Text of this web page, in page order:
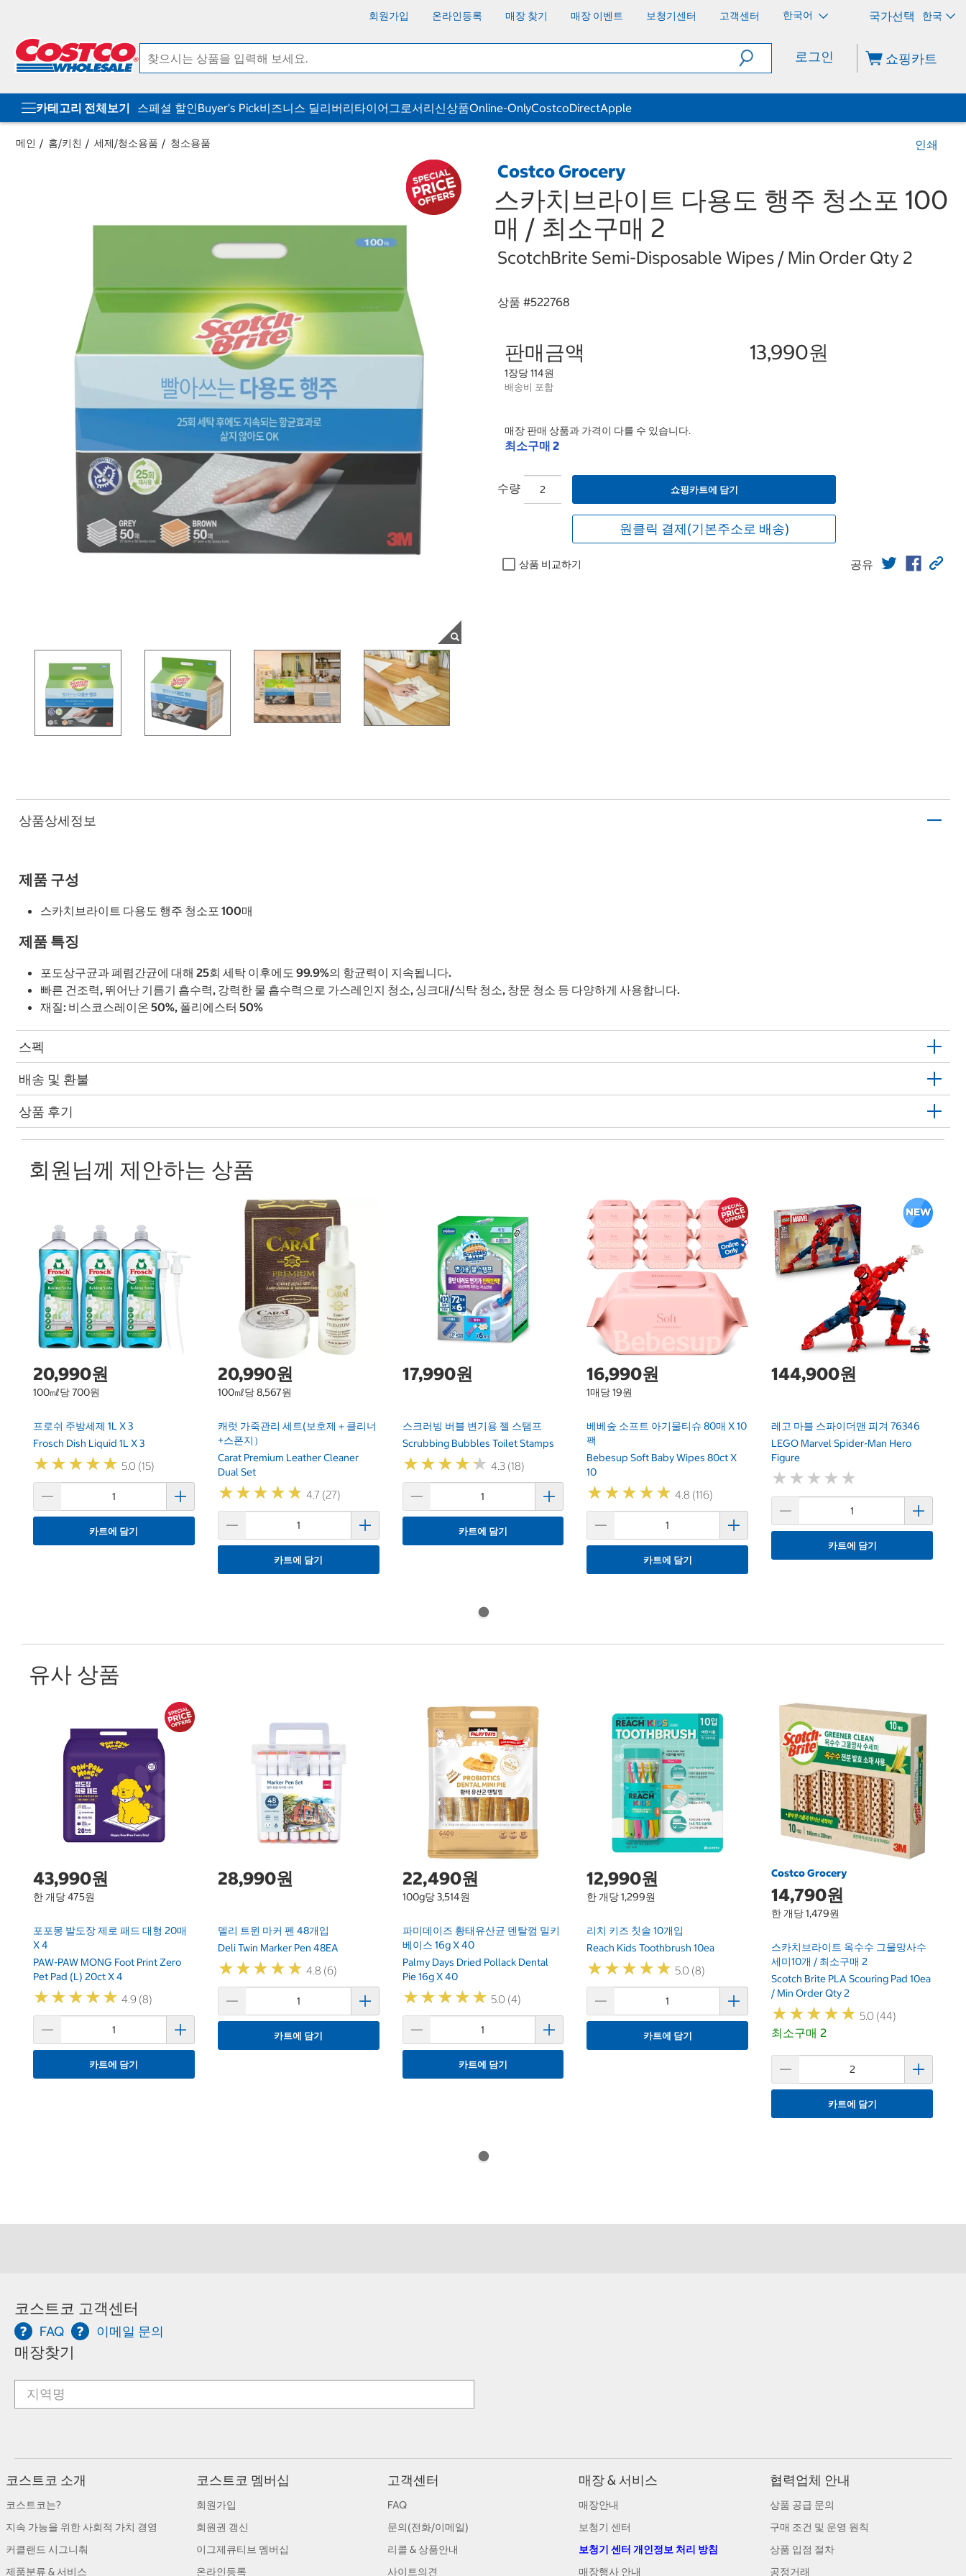
회원가입 온라인등록 매장 찾기 매장 이벤트 보청기센터 고객센터 한국어 한국
로그인 쇼핑카트
카테고리 전체보기 스페셜 할인Buyer's Pick비즈니스 딜리버리타이어그로서리신상품Online-OnlyCostcoDirectApple
메인 홈/키친 세제/청소용품 청소용품 인쇄
Costco Grocery
스카치브라이트 다용도 행주 청소포 100
매 / 최소구매 2
ScotchBrite Semi-Disposable Wipes / Min Order Qty 2
상품 #522768
판매금액 13,990원
1장당 114원
배송비 포함
매장 판매 상품과 가격이 다를 수 있습니다.
최소구매 2
수량 쇼핑카트에 담기
원클릭 결제(기본주소로 배송)
상품 비교하기 공유
상품상세정보
제품 구성
스카치브라이트 다용도 행주 청소포 100매
제품 특징
포도상구균과 폐렴간균에 대해 25회 세탁 이후에도 99.9%의 항균력이 지속됩니다.
빠른 건조력, 뛰어난 기름기 흡수력, 강력한 물 흡수력으로 가스레인지 청소, 싱크대/식탁 청소, 창문 청소 등 다양하게 사용합니다.
재질: 비스코스레이온 50%, 폴리에스터 50%
스펙
배송 및 환불
상품 후기
회원님께 제안하는 상품
20,990원
100㎖당 700원
프로쉬 주방세제 1L X 3
Frosch Dish Liquid 1L X 3
★★★★★
★★★★★ 5.0 (15)
카트에 담기
20,990원
100㎖당 8,567원
캐럿 가죽관리 세트(보호제＋클리너
+스폰지）
Carat Premium Leather Cleaner
Dual Set
★★★★★
★★★★★ 4.7 (27)
카트에 담기
17,990원
스크러빙 버블 변기용 젤 스탬프
Scrubbing Bubbles Toilet Stamps
★★★★★
★★★★★ 4.3 (18)
카트에 담기
16,990원
1매당 19원
베베숲 소프트 아기물티슈 80매 X 10
팩
Bebesup Soft Baby Wipes 80ct X
10
★★★★★
★★★★★ 4.8 (116)
카트에 담기
144,900원
레고 마블 스파이더맨 피겨 76346
LEGO Marvel Spider-Man Hero
Figure
★ ★ ★ ★ ★
★ ★ ★ ★ ★
카트에 담기
유사 상품
43,990원
한 개당 475원
포포몽 발도장 제로 패드 대형 20매
X 4
PAW-PAW MONG Foot Print Zero
Pet Pad (L) 20ct X 4
★★★★★
★★★★★ 4.9 (8)
카트에 담기
28,990원
델리 트윈 마커 펜 48개입
Deli Twin Marker Pen 48EA
★★★★★
★★★★★ 4.8 (6)
카트에 담기
22,490원
100g당 3,514원
파미데이즈 황태유산균 덴탈껌 밀키
베이스 16g X 40
Palmy Days Dried Pollack Dental
Pie 16g X 40
★★★★★
★★★★★ 5.0 (4)
카트에 담기
12,990원
한 개당 1,299원
리치 키즈 칫솔 10개입
Reach Kids Toothbrush 10ea
★★★★★
★★★★★ 5.0 (8)
카트에 담기
Costco Grocery
14,790원
한 개당 1,479원
스카치브라이트 옥수수 그물망사수
세미10개 / 최소구매 2
Scotch Brite PLA Scouring Pad 10ea
/ Min Order Qty 2
★★★★★
★★★★★ 5.0 (44)
최소구매 2
카트에 담기
코스트코 고객센터
FAQ 이메일 문의
매장찾기
코스트코 소개
코스트코는?
지속 가능을 위한 사회적 가치 경영
커클랜드 시그니춰
제품분류 & 서비스
코스트코 멤버십
회원가입
회원권 갱신
이그제큐티브 멤버십
온라인등록
고객센터
FAQ
문의(전화/이메일)
리콜 & 상품안내
사이트의견
매장 & 서비스
매장안내
보청기 센터
보청기 센터 개인정보 처리 방침
매장행사 안내
협력업체 안내
상품 공급 문의
구매 조건 및 운영 원칙
상품 입점 절차
공정거래